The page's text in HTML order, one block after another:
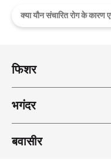
क्या यौन संचारित रोग के कारण
फिशर
भगंदर
बवासीर